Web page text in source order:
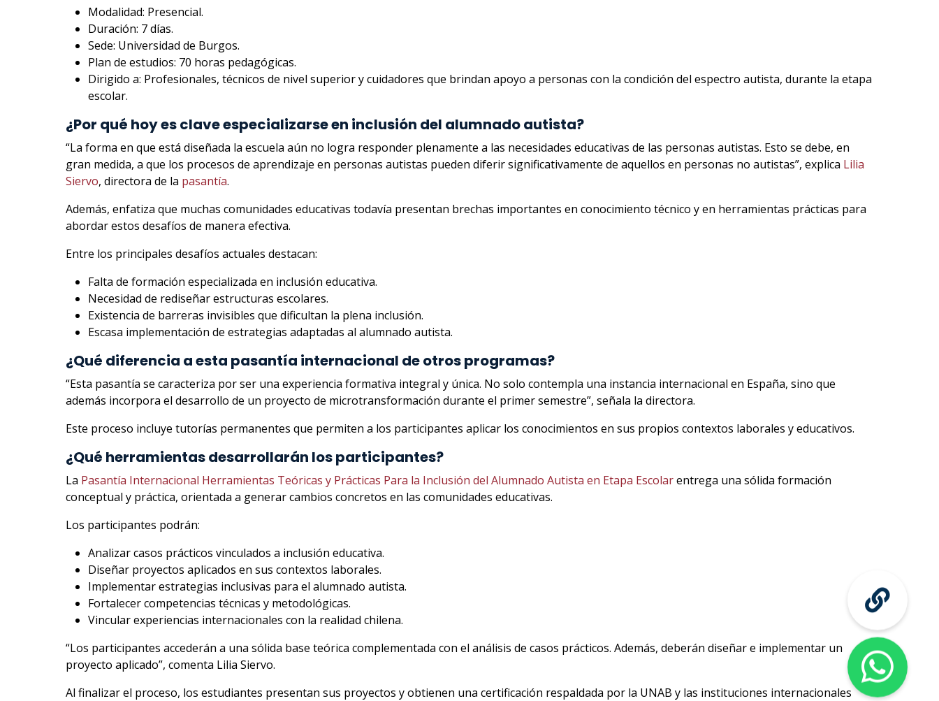
Modalidad: Presencial.
Duración: 7 días.
Sede: Universidad de Burgos.
Plan de estudios: 70 horas pedagógicas.
Dirigido a: Profesionales, técnicos de nivel superior y cuidadores que brindan apoyo a personas con la condición del espectro autista, durante la etapa
escolar.
¿Por qué hoy es clave especializarse en inclusión del alumnado autista?
“La forma en que está diseñada la escuela aún no logra responder plenamente a las necesidades educativas de las personas autistas. Esto se debe, en
gran medida, a que los procesos de aprendizaje en personas autistas pueden diferir significativamente de aquellos en personas no autistas”, explica Lilia
Siervo, directora de la pasantía.
Además, enfatiza que muchas comunidades educativas todavía presentan brechas importantes en conocimiento técnico y en herramientas prácticas para
abordar estos desafíos de manera efectiva.
Entre los principales desafíos actuales destacan:
Falta de formación especializada en inclusión educativa.
Necesidad de rediseñar estructuras escolares.
Existencia de barreras invisibles que dificultan la plena inclusión.
Escasa implementación de estrategias adaptadas al alumnado autista.
¿Qué diferencia a esta pasantía internacional de otros programas?
“Esta pasantía se caracteriza por ser una experiencia formativa integral y única. No solo contempla una instancia internacional en España, sino que
además incorpora el desarrollo de un proyecto de microtransformación durante el primer semestre”, señala la directora.
Este proceso incluye tutorías permanentes que permiten a los participantes aplicar los conocimientos en sus propios contextos laborales y educativos.
¿Qué herramientas desarrollarán los participantes?
La Pasantía Internacional Herramientas Teóricas y Prácticas Para la Inclusión del Alumnado Autista en Etapa Escolarentrega una sólida formación
conceptual y práctica, orientada a generar cambios concretos en las comunidades educativas.
Los participantes podrán:
Analizar casos prácticos vinculados a inclusión educativa.
Diseñar proyectos aplicados en sus contextos laborales.
Implementar estrategias inclusivas para el alumnado autista.
Fortalecer competencias técnicas y metodológicas.
Vincular experiencias internacionales con la realidad chilena.
“Los participantes accederán a una sólida base teórica complementada con el análisis de casos prácticos. Además, deberán diseñar e implementar un
proyecto aplicado”, comenta Lilia Siervo.
Al finalizar el proceso, los estudiantes presentan sus proyectos y obtienen una certificación respaldada por la UNAB y las instituciones internacionales